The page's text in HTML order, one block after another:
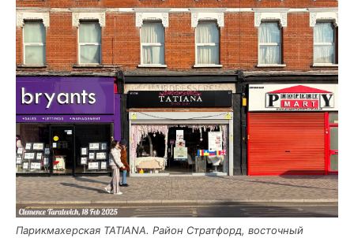
Парик­ма­хер­ская TATIANA. Рай­он Страт­форд, восточ­ный